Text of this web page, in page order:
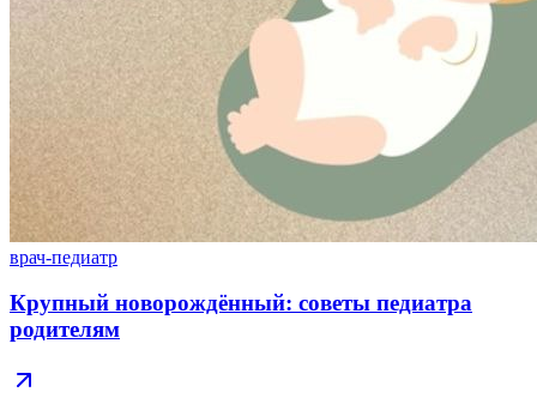
врач-педиатр
Крупный новорождённый: советы педиатра
родителям